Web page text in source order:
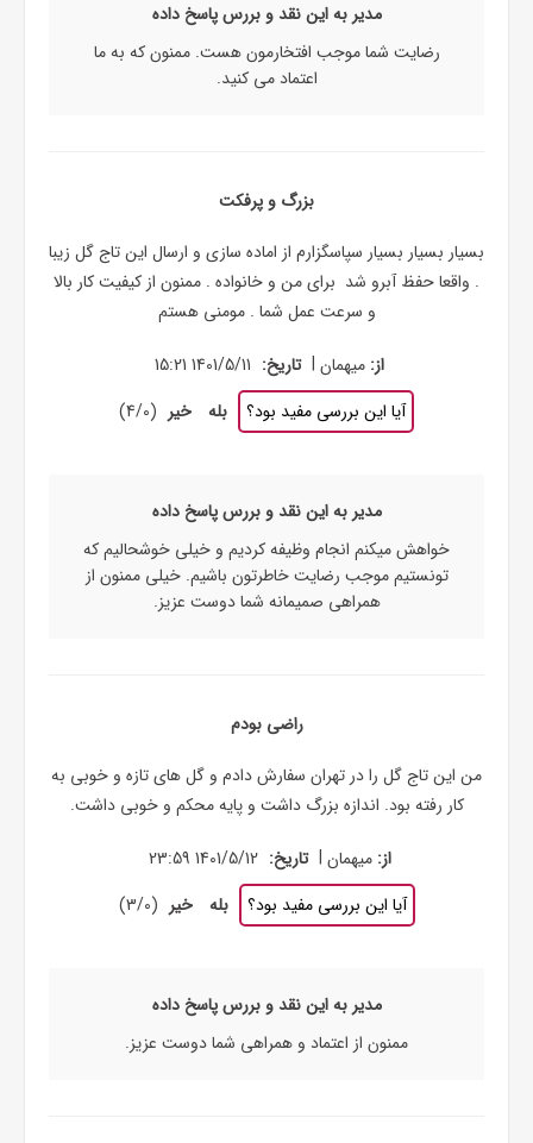
مدیر به این نقد و بررس پاسخ داده
رضایت شما موجب افتخارمون هست. ممنون که به ما
اعتماد می کنید.
بزرگ و پرفکت
بسیار بسیار بسیار سپاسگزارم از اماده سازی و ارسال این تاج گل زیبا
. واقعا حفظ آبرو شد برای من و خانواده . ممنون از کیفیت کار بالا
و سرعت عمل شما . مومنی هستم
از: میهمان | تاریخ: 1401/5/11 15:21
آیا این بررسی مفید بود؟
بله خیر (
4/0
)
مدیر به این نقد و بررس پاسخ داده
خواهش میکنم انجام وظیفه کردیم و خیلی خوشحالیم که
تونستیم موجب رضایت خاطرتون باشیم. خیلی ممنون از
همراهی صمیمانه شما دوست عزیز.
راضی بودم
من این تاج گل را در تهران سفارش دادم و گل های تازه و خوبی به
کار رفته بود. اندازه بزرگ داشت و پایه محکم و خوبی داشت.
از: میهمان | تاریخ: 1401/5/12 23:59
آیا این بررسی مفید بود؟
بله خیر (
3/0
)
مدیر به این نقد و بررس پاسخ داده
ممنون از اعتماد و همراهی شما دوست عزیز.